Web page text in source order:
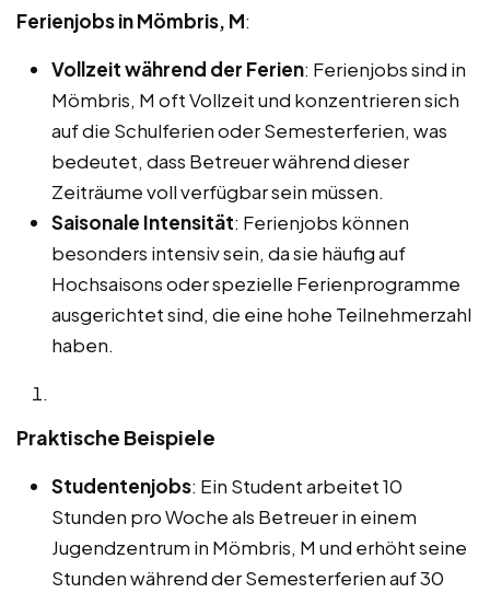
Ferienjobs in Mömbris, M:
Vollzeit während der Ferien: Ferienjobs sind in
Mömbris, M oft Vollzeit und konzentrieren sich
auf die Schulferien oder Semesterferien, was
bedeutet, dass Betreuer während dieser
Zeiträume voll verfügbar sein müssen.
Saisonale Intensität: Ferienjobs können
besonders intensiv sein, da sie häufig auf
Hochsaisons oder spezielle Ferienprogramme
ausgerichtet sind, die eine hohe Teilnehmerzahl
haben.
Praktische Beispiele
Studentenjobs: Ein Student arbeitet 10
Stunden pro Woche als Betreuer in einem
Jugendzentrum in Mömbris, M und erhöht seine
Stunden während der Semesterferien auf 30